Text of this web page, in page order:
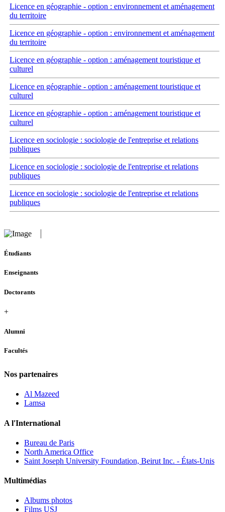
Licence en géographie - option : environnement et aménagement
du territoire
Licence en géographie - option : environnement et aménagement
du territoire
Licence en géographie - option : aménagement touristique et
culturel
Licence en géographie - option : aménagement touristique et
culturel
Licence en géographie - option : aménagement touristique et
culturel
Licence en sociologie : sociologie de l'entreprise et relations
publiques
Licence en sociologie : sociologie de l'entreprise et relations
publiques
Licence en sociologie : sociologie de l'entreprise et relations
publiques
Étudiants
Enseignants
Doctorants
+
Alumni
Facultés
Nos partenaires
Al Mazeed
Lamsa
A l'International
Bureau de Paris
North America Office
Saint Joseph University Foundation, Beirut Inc. - États-Unis
Multimédias
Albums photos
Films USJ